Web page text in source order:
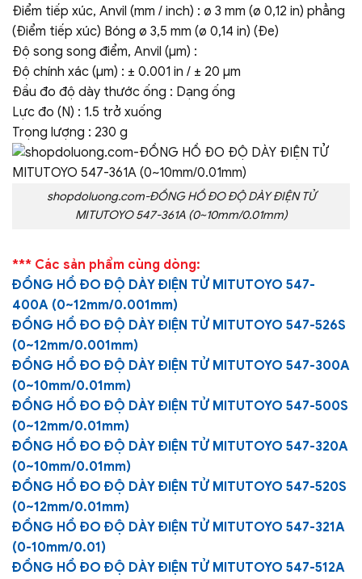
Điểm tiếp xúc, Anvil (mm / inch) : ø 3 mm (ø 0,12 in) phẳng
(Điểm tiếp xúc) Bóng ø 3,5 mm (ø 0,14 in) (Đe)
Độ song song điểm, Anvil (μm) :
Độ chính xác (µm) : ± 0.001 in / ± 20 μm
Đầu đo độ dày thước ống : Dạng ống
Lực đo (N) : 1.5 trở xuống
Trọng lượng : 230 g
shopdoluong.com-ĐỒNG HỒ ĐO ĐỘ DÀY ĐIỆN TỬ
MITUTOYO 547-361A (0~10mm/0.01mm)
*** Các sản phẩm cùng dòng:
ĐỒNG HỒ ĐO ĐỘ DÀY ĐIỆN TỬ MITUTOYO 547-
400A (0~12mm/0.001mm)
ĐỒNG HỒ ĐO ĐỘ DÀY ĐIỆN TỬ MITUTOYO 547-526S
(0~12mm/0.001mm)
ĐỒNG HỒ ĐO ĐỘ DÀY ĐIỆN TỬ MITUTOYO 547-300A
(0~10mm/0.01mm)
ĐỒNG HỒ ĐO ĐỘ DÀY ĐIỆN TỬ MITUTOYO 547-500S
(0~12mm/0.01mm)
ĐỒNG HỒ ĐO ĐỘ DÀY ĐIỆN TỬ MITUTOYO 547-320A
(0~10mm/0.01mm)
ĐỒNG HỒ ĐO ĐỘ DÀY ĐIỆN TỬ MITUTOYO 547-520S
(0~12mm/0.01mm)
ĐỒNG HỒ ĐO ĐỘ DÀY ĐIỆN TỬ MITUTOYO 547-321A
(0-10mm/0.01)
ĐỒNG HỒ ĐO ĐỘ DÀY ĐIỆN TỬ MITUTOYO 547-512A